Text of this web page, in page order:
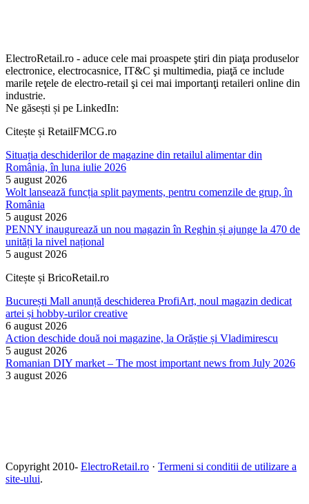
ElectroRetail.ro - aduce cele mai proaspete ştiri din piaţa produselor
electronice, electrocasnice, IT&C şi multimedia, piaţă ce include
marile reţele de electro-retail şi cei mai importanţi retaileri online din
industrie.
Ne găsești și pe LinkedIn:
Citește și RetailFMCG.ro
Situația deschiderilor de magazine din retailul alimentar din
România, în luna iulie 2026
5 august 2026
Wolt lansează funcția split payments, pentru comenzile de grup, în
România
5 august 2026
PENNY inaugurează un nou magazin în Reghin și ajunge la 470 de
unități la nivel național
5 august 2026
Citește și BricoRetail.ro
București Mall anunță deschiderea ProfiArt, noul magazin dedicat
artei și hobby-urilor creative
6 august 2026
Action deschide două noi magazine, la Orăștie și Vladimirescu
5 august 2026
Romanian DIY market – The most important news from July 2026
3 august 2026
Copyright 2010- ElectroRetail.ro · Termeni si conditii de utilizare a
site-ului.